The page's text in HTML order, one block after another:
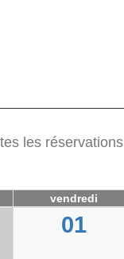
les réservations
vendredi
01